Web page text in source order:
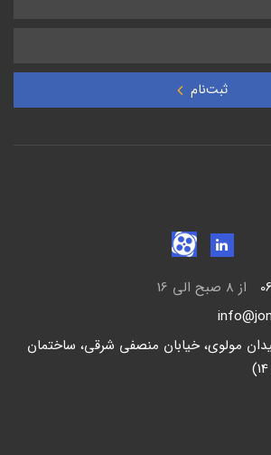
ثبت‌نام
از 8 صبح الی 16
میدان مولوی، خیابان منصفی شرقی، ساختمان